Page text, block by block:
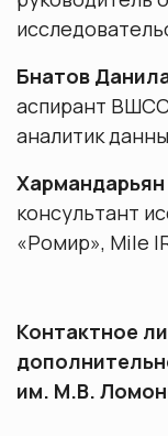
Бнатов
аспирант
аналитик
Хармандарьян
консультант
«Ромир», Mile
Контактное
им. М.В.